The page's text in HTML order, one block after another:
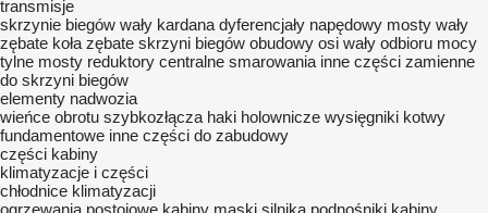
transmisje
skrzynie biegów wały kardana dyferencjały napędowy mosty wały
zębate koła zębate skrzyni biegów obudowy osi wały odbioru mocy
tylne mosty reduktory centralne smarowania inne części zamienne
do skrzyni biegów
elementy nadwozia
wieńce obrotu szybkozłącza haki holownicze wysięgniki kotwy
fundamentowe inne części do zabudowy
części kabiny
klimatyzacje i części
chłodnice klimatyzacji
ogrzewania postojowe kabiny maski silnika podnośniki kabiny